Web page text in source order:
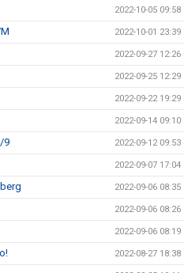
2022-10-05 09:58
2022-10-01 23:39
2022-09-27 12:26
2022-09-25 12:29
2022-09-22 19:29
2022-09-14 09:10
9 2022-09-12 09:53
2022-09-07 17:04
2022-09-06 08:35
2022-09-06 08:26
2022-09-06 08:19
2022-08-27 18:38